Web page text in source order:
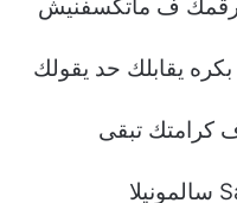
ف ماتكسفنيش
يقابلك حد يقولك
كرامتك تبقى